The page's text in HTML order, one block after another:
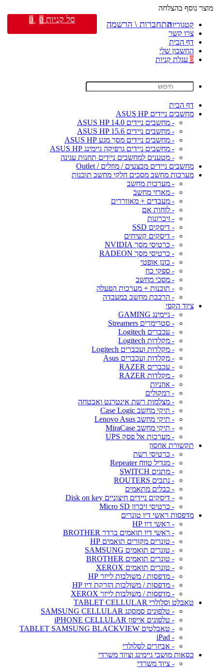
מוצר נוסף בהצלחה
קטגוריות
צרו קשר
דף הבית
החשבון שלי
0 עגלת קניות
דף הבית
מחשבים ניידים ASUS HP
- מחשבים ניידים ASUS HP 14.0
- מחשבים ניידים ASUS HP 15.6
- מחשבים ניידים מסך מגע ASUS HP
- מחשבים ניידים גרפיקה גיימינג ASUS HP
- מטענים למחשבים ניידים תחנות עגינה
מחשבים ניידים מבצעים / מוזלים / Outlet
מערכות מחשב מסכים חלקי מחשב תוכנות
- מערכות מחשב
- מארזי מחשב
- מעבדים + מאווררים
- לוחות אם
- זיכרונות
- דיסקים SSD
- דיסקים קשיחים
- כרטיסי מסך NVIDIA
- כרטיסי מסך RADEON
- כונן אופטי
- ספקי כח
- מסכי מחשב
- תוכנות + מערכות הפעלה
- הרכבת מחשב במעבדה
ציוד הקפי
- גיימינג GAMING
- סטרימרים Streamers
- עכברים Logitech
- מקלדות Logitech
- מקלדות ועכברים Logitech
- מקלדות ועכברים Asus
- עכברים RAZER
- מקלדות RAZER
- אוזניות
- רמקולים
- מצלמות רשת אינטרנט ואבטחה
- תיקי מחשב Case Logic
- תיקי מחשב Lenovo Asus
- תיקי מחשב MiraCase
- מערכות אל פסק UPS
תקשורת אחסון
- כרטיסי רשת
- מגדיל טווח Repeater
- מתגים SWITCH
- נתבים ROUTERS
- כבלים מתאמים
- דיסקים ניידים חיצוניים Disk on key
- כרטיסי זיכרון Micro SD
מדפסות ראשי דיו טונרים
- ראשי דיו HP
- ראשי דיו תואמים ברדר BROTHER
- טונרים מקורים תואמים HP
- טונרים תואמים SAMSUNG
- טונרים תואמים BROTHER
- טונרים תואמים XEROX
- מדפסות / משולבות לייזר HP
- מדפסות / משולבות הזרקת דיו HP
- מדפסות / משולבות לייזר XEROX
טאבלט וסלולרי TABLET CELLULAR
- טלפונים סמסונג SAMSUNG CELLULAR
- טלפונים אייפון iPHONE CELLULAR
- טאבלטים TABLET SAMSUNG BLACKVIEW
- iPad
- אביזרים לסלולרי
כסאות מושבי גיימינג וציוד משרדי
- ציוד משרדי
התחברות \ הרשמה סל קניות 0
0